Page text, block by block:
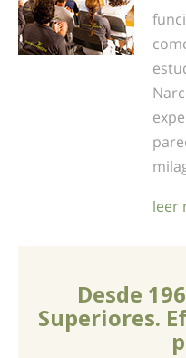
leer
Desde
Superiores.